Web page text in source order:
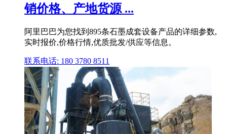
销价格、产地货源 ...
阿里巴巴为您找到895条石墨成套设备产品的详细参数,
实时报价,价格行情,优质批发/供应等信息。
联系电话: 180 3780 8511